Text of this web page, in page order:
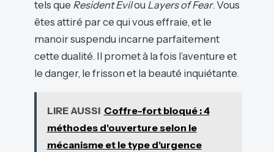
tels que Resident Evilou Layers of Fear. Vous
êtes attiré par ce qui vous effraie, et le
manoir suspendu incarne parfaitement
cette dualité. Il promet à la fois l’aventure et
le danger, le frisson et la beauté inquiétante.
LIRE AUSSI Coffre-fort bloqué : 4
méthodes d'ouverture selon le
mécanisme et le type d'urgence